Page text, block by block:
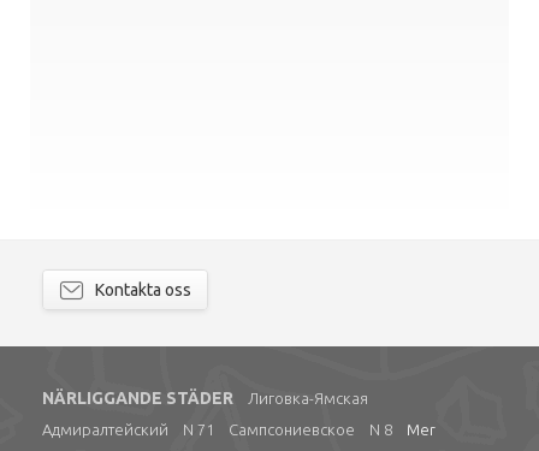
Kontakta oss
NÄRLIGGANDE STÄDER
Лиговка-Ямская
Адмиралтейский
N 71 Сампсониевское N 8 Mer